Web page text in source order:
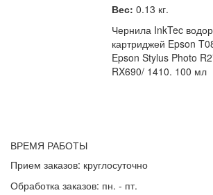
Вес: 0.13 кг.
Чернила InkTec
картриджей Epson
Epson Stylus Photo
RX690/ 1410. 100 мл
ВРЕМЯ РАБОТЫ
Прием заказов: круглосуточно
Обработка заказов: пн. - пт.